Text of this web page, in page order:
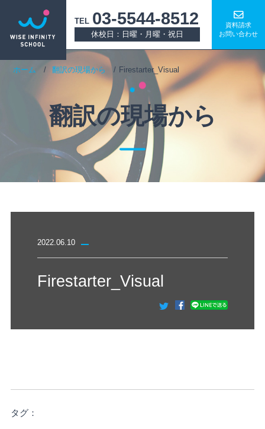
TEL 03-5544-8512
休校日：日曜・月曜・祝日
資料請求
お問い合わせ
ホーム 翻訳の現場から Firestarter_Visual
翻訳の現場から
2022.06.10
Firestarter_Visual
タグ：